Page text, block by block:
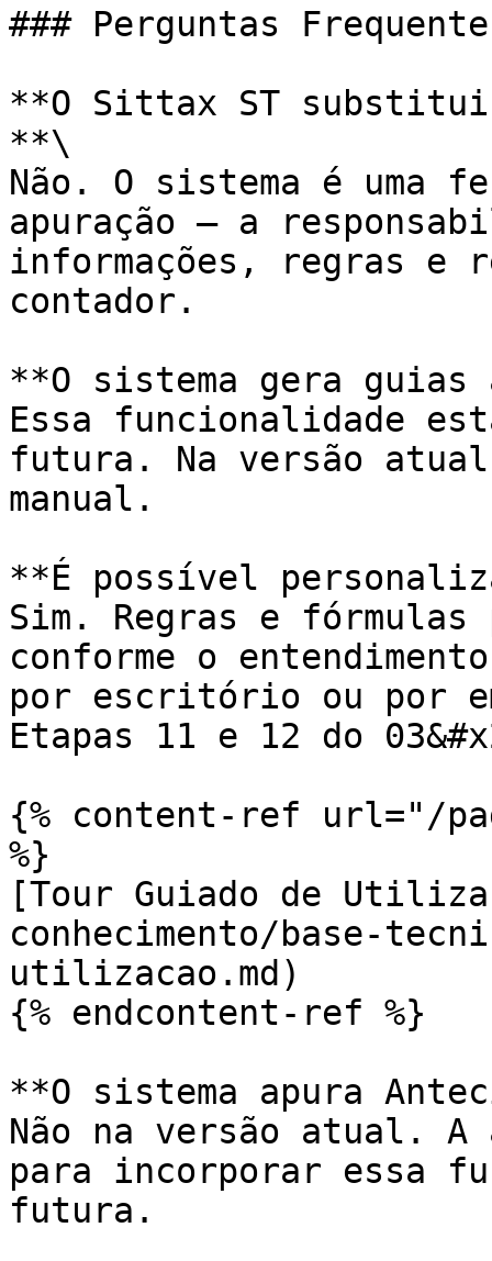
### Perguntas
**O Sittax ST substitui
**\
Não. O sistema é uma
apuração — a
informações, regras e
contador.
**O sistema gera guias
Essa funcionalidade
futura. Na versão
manual.
**É possível
Sim. Regras e fórmulas
conforme o
por escritório ou por
Etapas 11 e 12 do
{% content-ref url="/
%}
[Tour Guiado de
conhecimento/base-
utilizacao.md)
{% endcontent-ref %}
**O sistema apura
Não na versão atual.
para incorporar essa
futura.